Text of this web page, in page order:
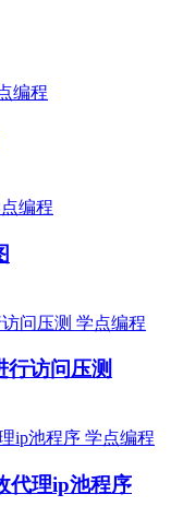
编程
编程
学点编程
行访问压测
学点编程
代理ip池程序